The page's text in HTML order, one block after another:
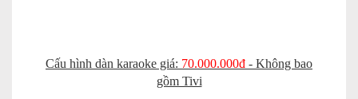
Cấu hình dàn karaoke giá: 70.000.000đ - Không bao
gồm Tivi